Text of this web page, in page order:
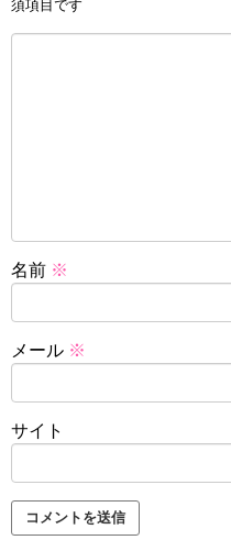
須項目です
名前 ※
メール ※
サイト